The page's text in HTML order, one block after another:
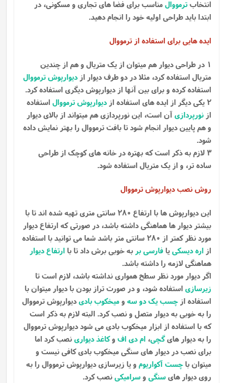
انتخابترمووالمناسب برای فضا های تجاری و مسکونی، در
ابتدا باید طراحی اولیه خود را انجام دهید.
ایده هایی برای استفاده از ترمووال
1 در طراحی دیوار هم میتوان از یک متریال و هم از چندین
متریال استفاده کرد، مثلا در دو طرف دیوار از دیوارپوش ترمووال
استفاده کرده و برای بین آنها از دیوارپوش دیگری استفاده کرد.
2 یکی دیگر از ایده های استفاده از
دیوارپوش ترمووال استفاده
از نورپردازیآن است، این نورپردازی هم میتواند از بالای دیوار
و هم پایین دیوار انجام شود تا بافت ترمووال را بهتر نمایش داده
شود.
3 لازم به ذکر است که بهتره در خانه های کوچک از طراحی
ساده تر، و از یک متریال استفاده شود.
روش نصب دیوارپوش ترمووال
این دیوارپوش ها با ارتفاع 280 سانتی متری تهیه شده اند تا با
بیشتر دیوار ها هماهنگی داشته باشد، در صورتی که ارتفاع دیوار
مورد نظر کمتر از 280 سانتی متر باشد شما می توانید با استفاده
از اره دیسکییافارسی بر به خوبی برش داد تا با ارتفاع دیوار
هماهنگی لازمه را داشته باشد.
اگر دیوار مورد نظر سطح همواری نداشته باشد، لازم است تا
زیرسازی استفاده شود، و در صورت تراز بودن با دیوار میتوان با
استفاده از چسب یک دو سه ومیخکوب بادیدیوارپوش ترمووال
را به خوبی به دیوار متصل و نصب کرد. البته لازم به ذکر است
که با استفاده از ابزار میخکوب بادی می شود دیوارپوش ترمووال
را به دیوار هایگچی، ام دی اف وکاغذ دیوارینصب کرد اما
برای نصب در دیوار های سنگی میخکوب بادی کافی نیست و
میتوان باچست آکواریوم و یا زیرسازی دیوارپوش ترمووال را به
روی دیوار هایسنگی وسرامیکینصب کرد.